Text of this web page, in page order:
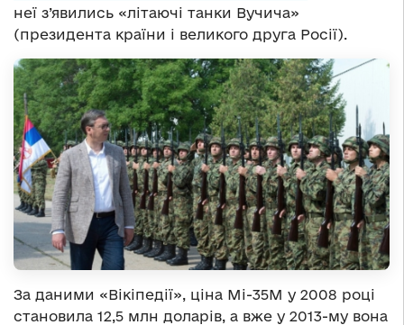
неї з’явились «літаючі танки Вучича»
(президента країни і великого друга Росії).
За даними «Вікіпедії», ціна Мі-35М у 2008 році
становила 12,5 млн доларів, а вже у 2013-му вона